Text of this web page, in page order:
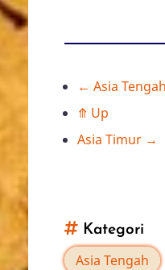
Book
traversal
Tajikistan
← Asia
⤊ Up
Asia Timur →
Kategori
Asia Tengah